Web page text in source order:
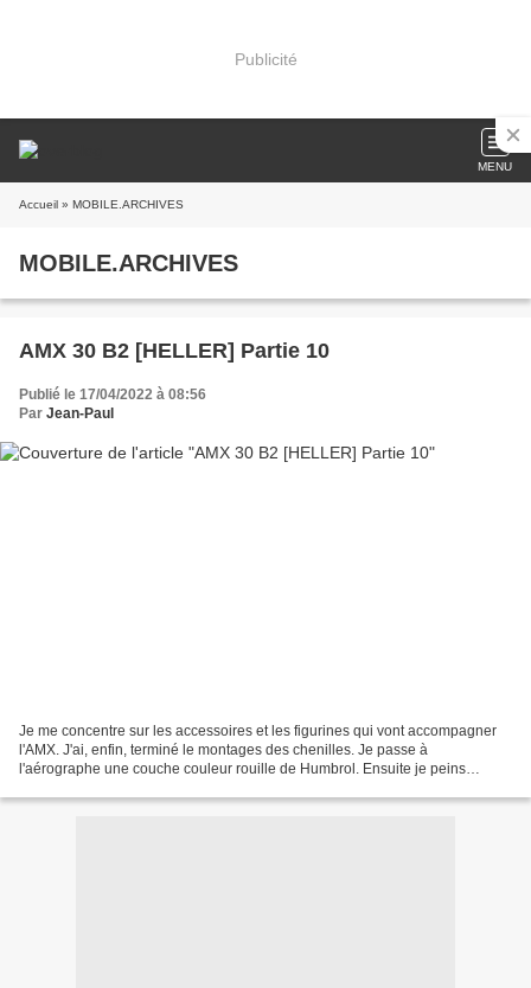
Publicité
MENU
Accueil » MOBILE.ARCHIVES
MOBILE.ARCHIVES
AMX 30 B2 [HELLER] Partie 10
Publié le 17/04/2022 à 08:56
Par Jean-Paul
Je me concentre sur les accessoires et les figurines qui vont accompagner
l'AMX. J'ai, enfin, terminé le montages des chenilles. Je passe à
l'aérographe une couche couleur rouille de Humbrol. Ensuite je peins